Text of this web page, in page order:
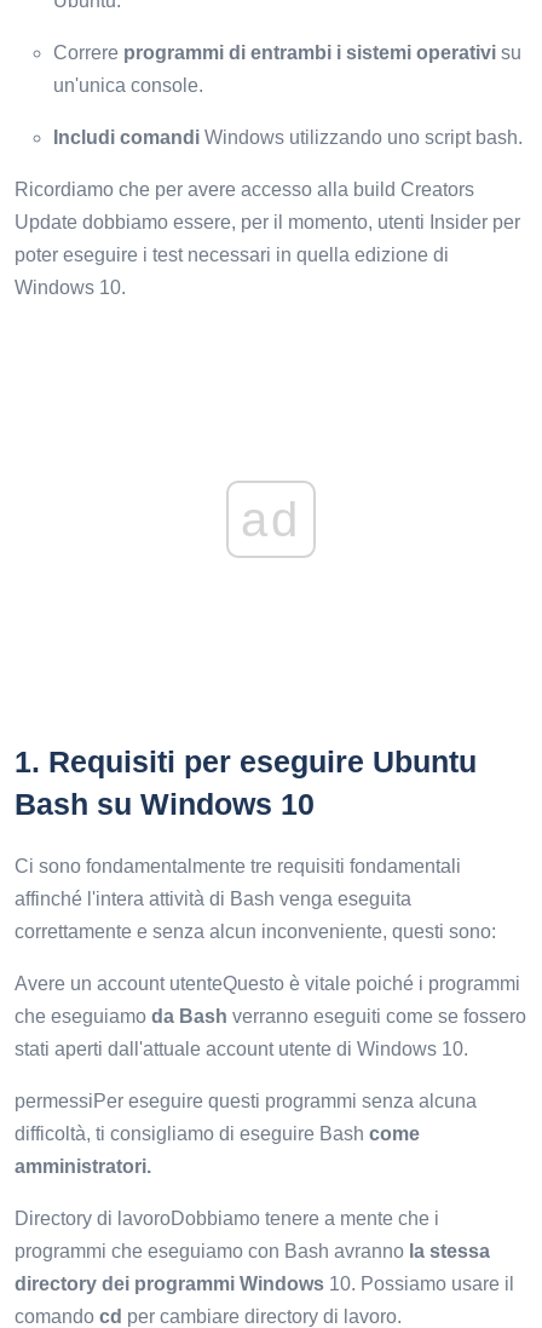
Correre programmi di entrambi i sistemi operativi su
un'unica console.
Includi comandi Windows utilizzando uno script bash.
Ricordiamo che per avere accesso alla build Creators
Update dobbiamo essere, per il momento, utenti Insider per
poter eseguire i test necessari in quella edizione di
Windows 10.
ad
1. Requisiti per eseguire Ubuntu
Bash su Windows 10
Ci sono fondamentalmente tre requisiti fondamentali
affinché l'intera attività di Bash venga eseguita
correttamente e senza alcun inconveniente, questi sono:
Avere un account utenteQuesto è vitale poiché i programmi
che eseguiamo da Bash verranno eseguiti come se fossero
stati aperti dall'attuale account utente di Windows 10.
permessiPer eseguire questi programmi senza alcuna
difficoltà, ti consigliamo di eseguire Bash come
amministratori.
Directory di lavoroDobbiamo tenere a mente che i
programmi che eseguiamo con Bash avranno la stessa
directory dei programmi Windows 10. Possiamo usare il
comando cd per cambiare directory di lavoro.